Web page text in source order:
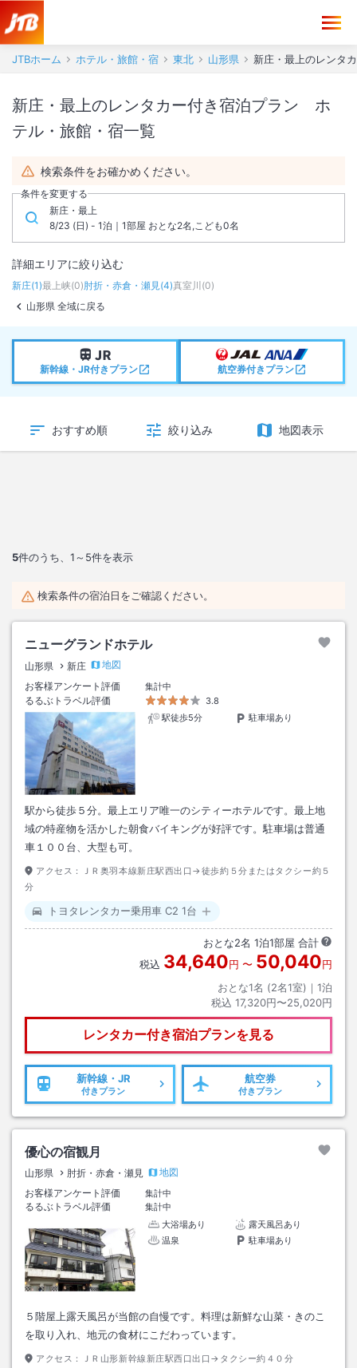
JTBホーム ホテル・旅館・宿 東北 山形県 新庄・最上のレンタ
新庄・最上のレンタカー付き宿泊プラン ホ
テル・旅館・宿一覧
検索条件をお確かめください。
条件を変更する
新庄・最上
8/23 (日) - 1泊｜1部屋 おとな2名,こども0名
詳細エリアに絞り込む
新庄(1)最上峡(0)肘折・赤倉・瀬見(4)真室川 (0)
山形県 全域に戻る
新幹線・JR付きプラン 航空券付きプラン
おすすめ順 絞り込み 地図表示
5件のうち、 1～5件を表示
検索条件の宿泊日をご確認ください。
ニューグランドホテル
山形県 新庄
地図
お客様アンケート評価
集計中
るるぶトラベル評価
3.8
駅徒歩5分
駐車場あり
駅から徒歩５分。最上エリア唯一のシティーホテルです。最上地
域の特産物を活かした朝食バイキングが好評です。駐車場は普通
車１００台、大型も可。
アクセス：
ＪＲ奥羽本線新庄駅西出口→徒歩約５分またはタクシー約５
分
トヨタレンタカー乗用車 C2 1台
おとな2名 1泊1部屋 合計
税込 34,640円 〜 50,040円
おとな1名 (2名1室)｜ 1泊
税込 17,320円〜25,020円
レンタカー付き宿泊プランを見る
新幹線・JR
付きプラン
航空券
付きプラン
優心の宿観月
山形県 肘折・赤倉・瀬見
地図
お客様アンケート評価
集計中
るるぶトラベル評価
集計中
大浴場あり
露天風呂あり
温泉
駐車場あり
５階屋上露天風呂が当館の自慢です。料理は新鮮な山菜・きのこ
を取り入れ、地元の食材にこだわっています。
アクセス： ＪＲ山形新幹線新庄駅西口出口→タクシー約４０分